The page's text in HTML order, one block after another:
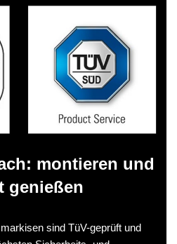
montieren und
genießen
sind TüV-geprüft und